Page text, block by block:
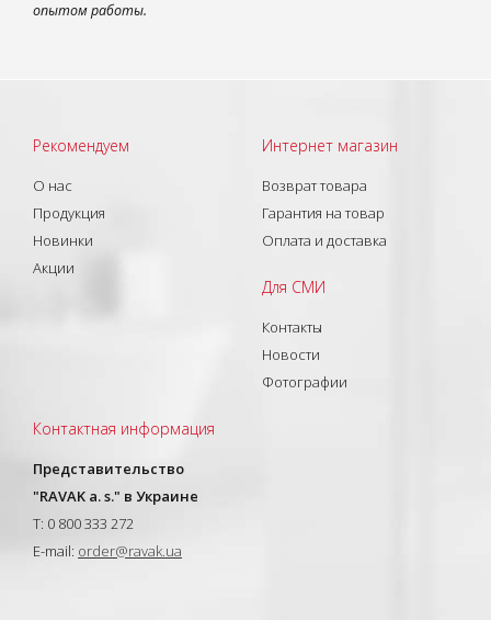
опытом работы.
Рекомендуем
О нас
Продукция
Новинки
Акции
Интернет магазин
Возврат товара
Гарантия на товар
Оплата и доставка
Для СМИ
Контакты
Новости
Фотографии
Контактная информация
Представительство
"RAVAK a. s." в Украине
T: 0 800 333 272
E-mail: order@ravak.ua